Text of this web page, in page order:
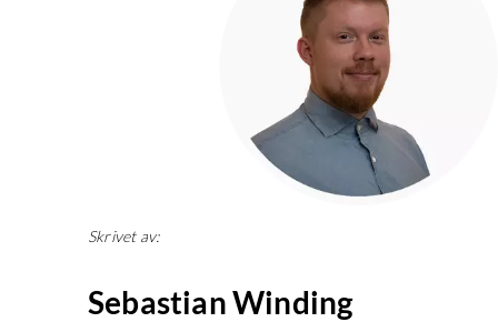
Skrivet av:
Sebastian Winding